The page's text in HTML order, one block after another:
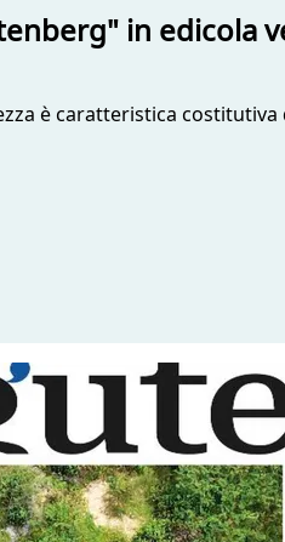
in edicola
è caratteristica